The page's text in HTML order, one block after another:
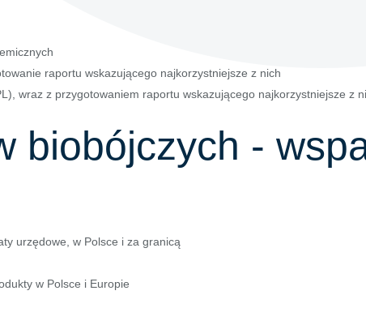
raportu wskazującego najkorzystniejsze z nich
wraz z przygotowaniem raportu wskazującego najkorzystniejsze z
biobójczych -
urzędowe, w Polsce i za granicą
w Polsce i Europie